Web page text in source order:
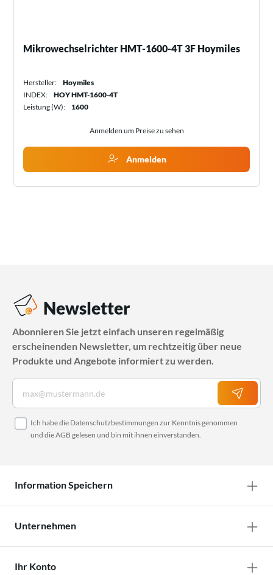
Mikrowechselrichter HMT-1600-4T 3F Hoymiles
Hersteller:
Hoymiles
INDEX:
HOY HMT-1600-4T
Leistung (W):
1600
Anmelden um Preise zu sehen
Anmelden
Newsletter
Abonnieren Sie jetzt einfach unseren regelmäßig
erscheinenden Newsletter, um rechtzeitig über neue
Produkte und Angebote informiert zu werden.
Ich habe die Datenschutzbestimmungen zur Kenntnis genommen
und dieAGB gelesen und bin mit ihnen einverstanden.
Information Speichern
Unternehmen
Ihr Konto